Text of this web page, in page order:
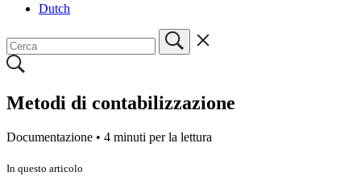
Dutch
Metodi di contabilizzazione
Documentazione • 4 minuti per la lettura
In questo articolo